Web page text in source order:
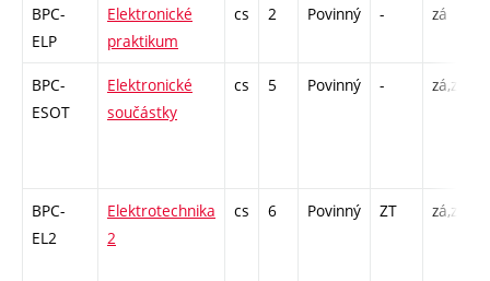
BPC-
ELP
Elektronické
praktikum
cs 2 Povinný - zá
BPC-
ESOT
Elektronické
součástky
cs 5 Povinný - zá,zk
BPC-
EL2
Elektrotechnika
2
cs 6 Povinný ZT zá,zk